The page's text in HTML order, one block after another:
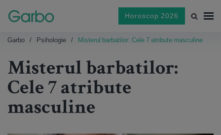
Horoscop 2026
Garbo Psihologie Misterul barbatilor: Cele 7 atribute masculine
Misterul barbatilor:
Cele 7 atribute
masculine